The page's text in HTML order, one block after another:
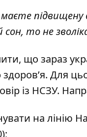
то не
що зараз
Для
із НСЗУ.
на лінію